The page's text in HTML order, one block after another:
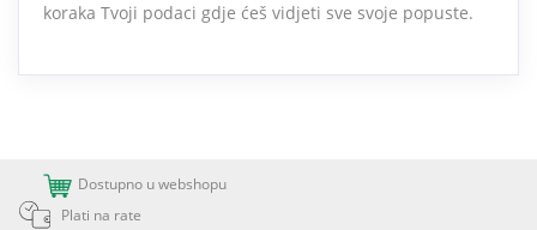
koraka Tvoji podaci gdje ćeš vidjeti sve svoje popuste.
Dostupno u webshopu
Plati na rate